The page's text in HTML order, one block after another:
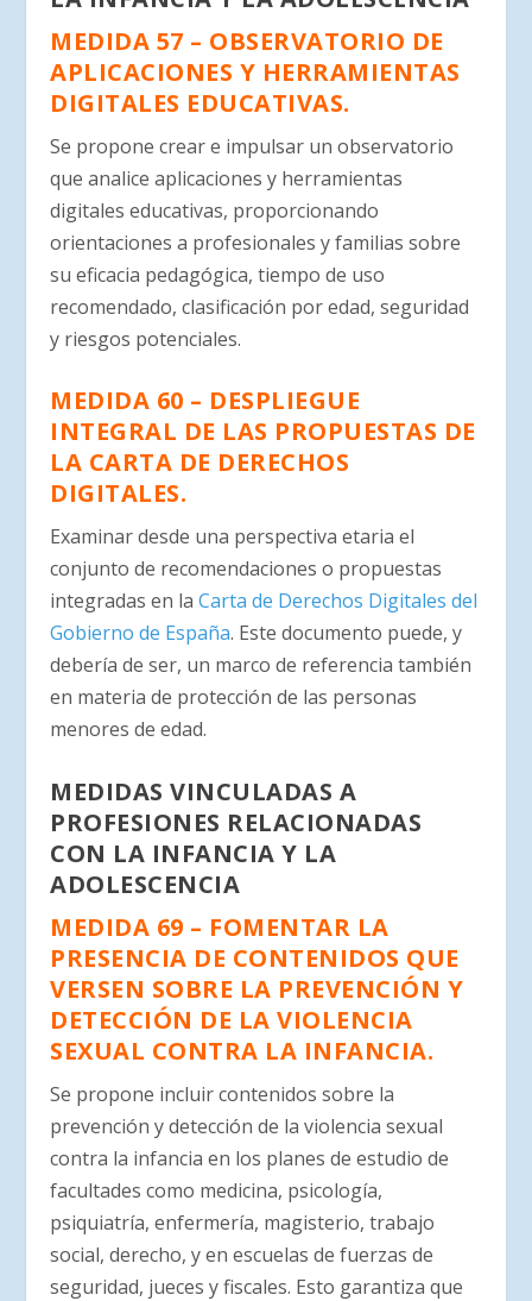
MEDIDA 57 – OBSERVATORIO DE
APLICACIONES Y HERRAMIENTAS
DIGITALES EDUCATIVAS.
Se propone crear e impulsar un observatorio
que analice aplicaciones y herramientas
digitales educativas, proporcionando
orientaciones a profesionales y familias sobre
su eficacia pedagógica, tiempo de uso
recomendado, clasificación por edad, seguridad
y riesgos potenciales.
MEDIDA 60 – DESPLIEGUE
INTEGRAL DE LAS PROPUESTAS DE
LA CARTA DE DERECHOS
DIGITALES.
Examinar desde una perspectiva etaria el
conjunto de recomendaciones o propuestas
integradas en laCarta de Derechos Digitales del
Gobierno de España. Este documento puede, y
debería de ser, un marco de referencia también
en materia de protección de las personas
menores de edad.
MEDIDAS VINCULADAS A
PROFESIONES RELACIONADAS
CON LA INFANCIA Y LA
ADOLESCENCIA
MEDIDA 69 – FOMENTAR LA
PRESENCIA DE CONTENIDOS QUE
VERSEN SOBRE LA PREVENCIÓN Y
DETECCIÓN DE LA VIOLENCIA
SEXUAL CONTRA LA INFANCIA.
Se propone incluir contenidos sobre la
prevención y detección de la violencia sexual
contra la infancia en los planes de estudio de
facultades como medicina, psicología,
psiquiatría, enfermería, magisterio, trabajo
social, derecho, y en escuelas de fuerzas de
seguridad, jueces y fiscales. Esto garantiza que